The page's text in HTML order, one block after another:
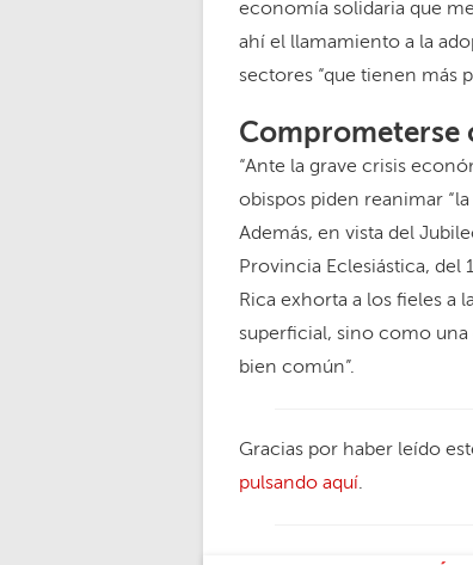
economía solidaria que
ahí el llamamiento a la
sectores “que tienen más
Comprometerse
“Ante la grave crisis
obispos piden reanimar
Además, en vista del
Provincia Eclesiástica, del
Rica exhorta a los fieles a
superficial, sino como
bien común”.
Gracias por haber leído
pulsando aquí.